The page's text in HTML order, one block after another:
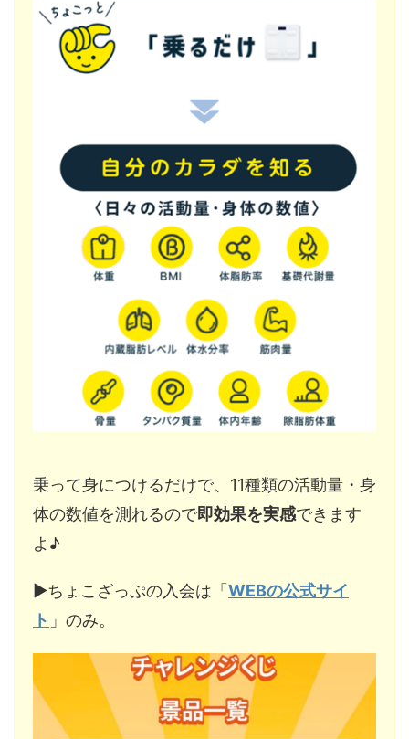
乗って身につけるだけで、11種類の活動量・身
体の数値を測れるので即効果を実感できます
よ♪
▶︎ちょこざっぷの入会は「WEBの公式サイ
ト 」のみ。